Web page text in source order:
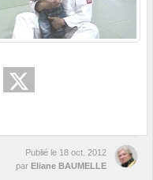
Publié le 18 oct. 2012
par Eliane BAUMELLE